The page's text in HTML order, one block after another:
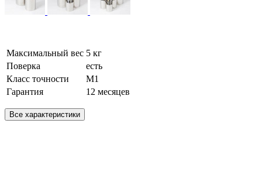
Максимальный вес 5 кг
Поверка
есть
Класс точности
М1
Гарантия
12 месяцев
Все характеристики